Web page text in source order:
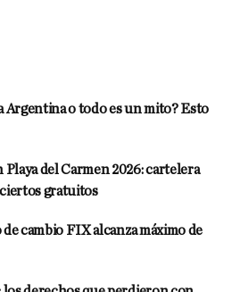
Argentina o todo es un mito? Esto
Playa del Carmen 2026: cartelera
gratuitos
de cambio FIX alcanza máximo de